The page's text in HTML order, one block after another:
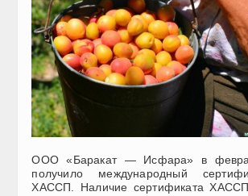
ООО «Баракат — Исфара» в
получило международный
ХАССП. Наличие сертификата ХАССП